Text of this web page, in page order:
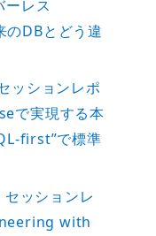
レス
DBとどう違
ッションレポ
で実現する本
first”で標準
ッションレ
with